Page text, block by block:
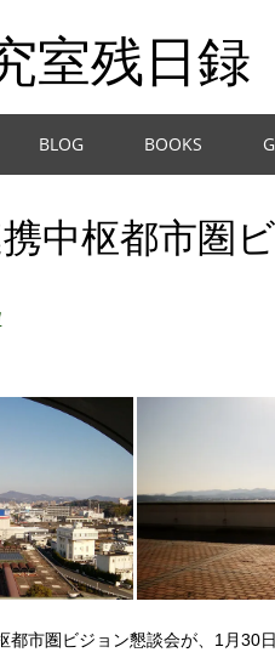
室残日録
BLOG BOOKS
中枢都市圏
都市圏ビジョン懇談会が、1月30